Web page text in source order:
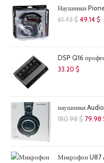
Наушники
61.43$
61.43 $.
49.14$
DSP Q16
33.20$
наушники
180.98$ 79.98
Микрофон U87